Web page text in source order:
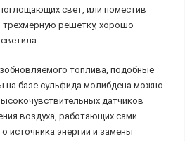
свет, или поместив
решетку, хорошо
топлива, подобные
на базе сульфида молибдена можно
датчиков
воздуха, работающих сами
источника энергии и замены